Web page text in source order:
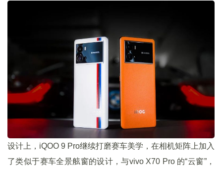
设计上，iQOO 9 Pro继续打磨赛车美学，在相机矩阵上加入
了类似于赛车全景舷窗的设计，与vivo X70 Pro 的“云窗”，